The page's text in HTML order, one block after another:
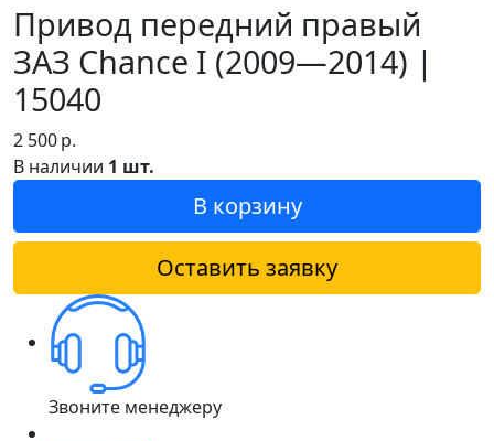
Привод передний правый
ЗАЗ Chance I (2009—2014) |
15040
2 500р.
В наличии 1 шт.
В корзину
Оставить заявку
Звоните менеджеру